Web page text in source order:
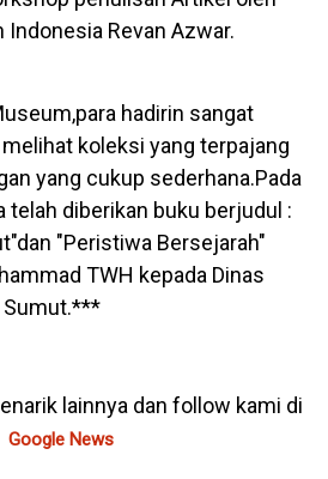
Indonesia Revan Azwar.
hadirin sangat
koleksi yang terpajang
yang cukup sederhana.Pada
telah diberikan buku berjudul :
"Peristiwa Bersejarah"
TWH kepada Dinas
Sumut.***
lainnya dan follow kami di
Google News